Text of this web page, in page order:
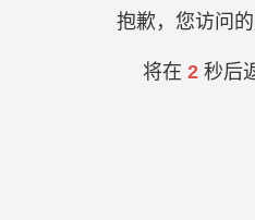
抱歉，您访问的
将在 2秒后